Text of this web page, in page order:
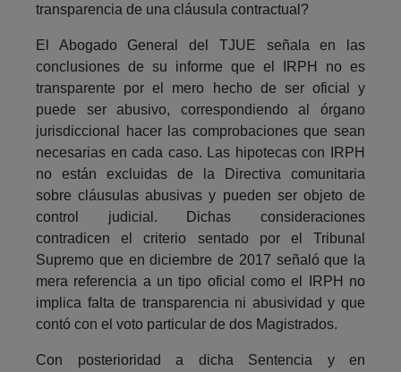
transparencia de una cláusula contractual?
El Abogado General del TJUE señala en las
conclusiones de su informe que el IRPH no es
transparente por el mero hecho de ser oficial y
puede ser abusivo, correspondiendo al órgano
jurisdiccional hacer las comprobaciones que sean
necesarias en cada caso. Las hipotecas con IRPH
no están excluidas de la Directiva comunitaria
sobre cláusulas abusivas y pueden ser objeto de
control judicial. Dichas consideraciones
contradicen el criterio sentado por el Tribunal
Supremo que en diciembre de 2017 señaló que la
mera referencia a un tipo oficial como el IRPH no
implica falta de transparencia ni abusividad y que
contó con el voto particular de dos Magistrados.
Con posterioridad a dicha Sentencia y en